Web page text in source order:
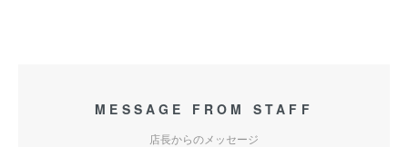
MESSAGE FROM STAFF
店長からのメッセージ